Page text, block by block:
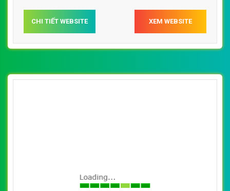
chamsoccothecom
CHI TIẾT WEBSITE XEM WEBSITE